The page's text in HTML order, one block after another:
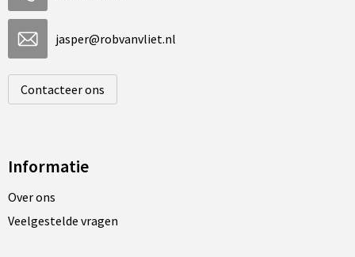
jasper@robvanvliet.nl
Contacteer ons
Informatie
Over ons
Veelgestelde vragen